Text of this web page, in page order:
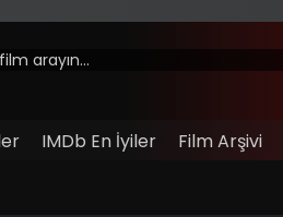
IMDb En İyiler Film Arşivi